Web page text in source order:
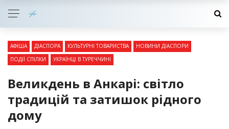
АФІША ДІАСПОРА КУЛЬТУРНІ ТОВАРИСТВА
НОВИНИ ДІАСПОРИ
ПОДІЇ СПІЛКИ
УКРАЇНЦІ В ТУРЕЧЧИНІ
Великдень в Анкарі: світло
традицій та затишок рідного
дому